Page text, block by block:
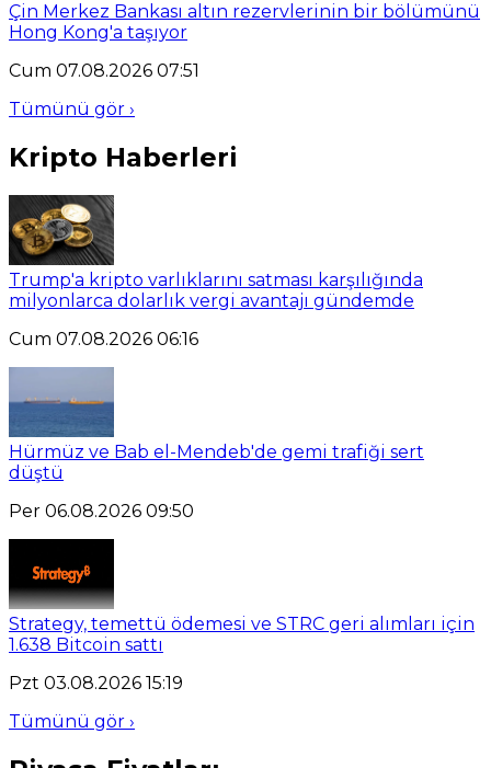
Çin Merkez Bankası altın rezervlerinin bir bölümünü
Hong Kong'a taşıyor
Cum 07.08.2026 07:51
Tümünü gör ›
Kripto Haberleri
Trump'a kripto varlıklarını satması karşılığında
milyonlarca dolarlık vergi avantajı gündemde
Cum 07.08.2026 06:16
Hürmüz ve Bab el-Mendeb'de gemi trafiği sert
düştü
Per 06.08.2026 09:50
Strategy, temettü ödemesi ve STRC geri alımları için
1.638 Bitcoin sattı
Pzt 03.08.2026 15:19
Tümünü gör ›